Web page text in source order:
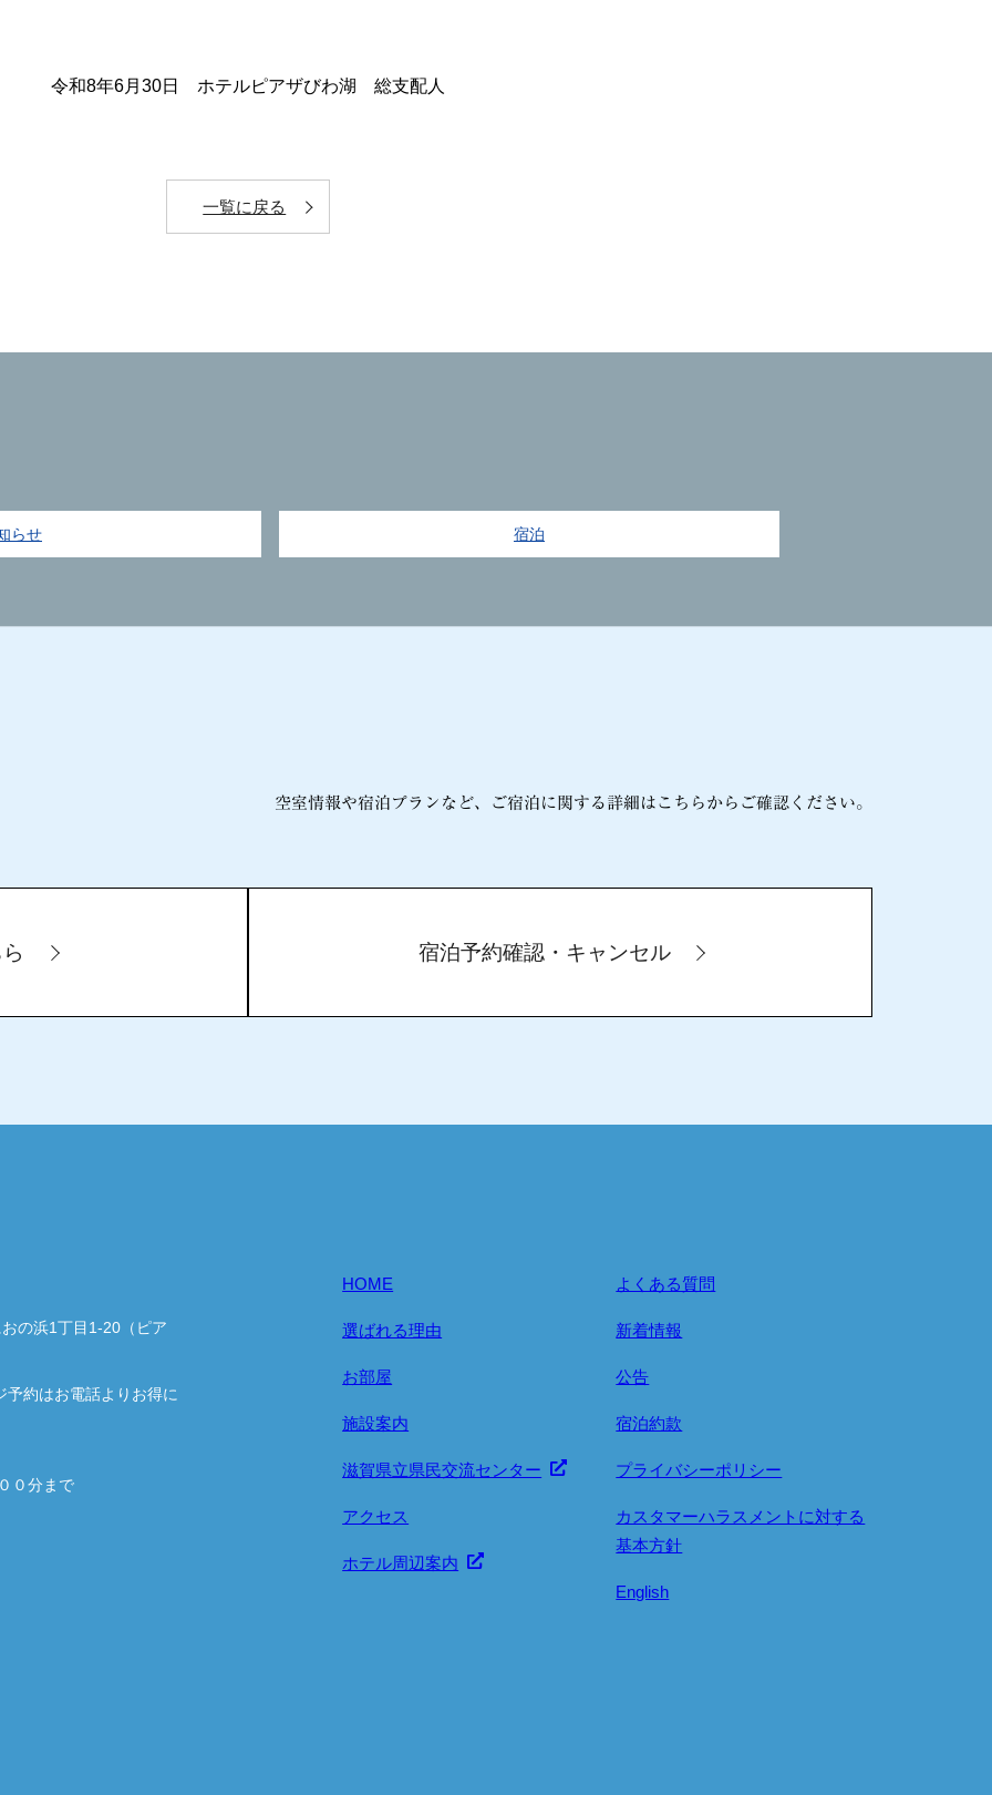
令和8年6月30日 ホテルピアザびわ湖 総支配人
一覧に戻る
らせ 宿泊
空室情報や宿泊プランなど、ご宿泊に関する詳細はこちらからご確認ください。
宿泊予約確認・キャンセル
の浜1丁目1-20（ピア
約はお電話よりお得に
０分まで
HOME
選ばれる理由
お部屋
施設案内
滋賀県立県民交流センター
アクセス
ホテル周辺案内
よくある質問
新着情報
公告
宿泊約款
プライバシーポリシー
カスタマーハラスメントに対する
基本方針
English
選ばれる理由
施設案内